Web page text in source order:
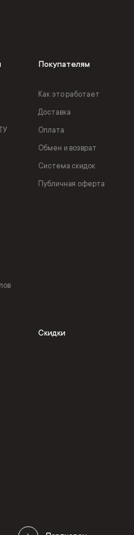
Покупателям
Как это работает
Доставка
Оплата
Обмен и возврат
Система скидок
Публичная оферта
Скидки